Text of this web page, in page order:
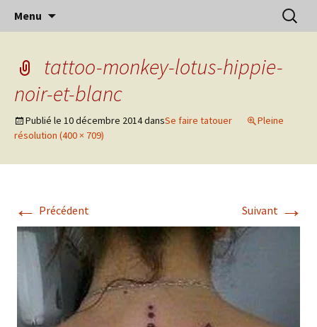
Menu
tattoo-monkey-lotus-hippie-
noir-et-blanc
Publié le 10 décembre 2014dansSe faire tatouer
Pleine
résolution (400 × 709)
← Précédent Suivant →